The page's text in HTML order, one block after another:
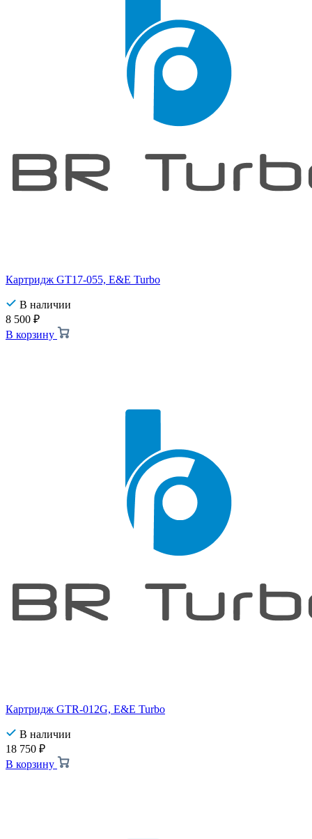
Картридж GT17-055, E&E Turbo
В наличии
8 500 ₽
В корзину
Картридж GTR-012G, E&E Turbo
В наличии
18 750 ₽
В корзину